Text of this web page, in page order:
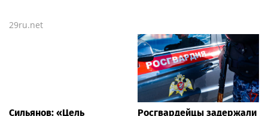
29ru.net
Сильянов: «Цель
Росгвардейцы задержали